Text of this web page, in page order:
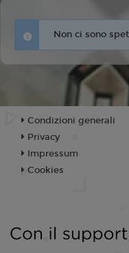
Non ci sono
Condizioni generali
Privacy
Impressum
Cookies